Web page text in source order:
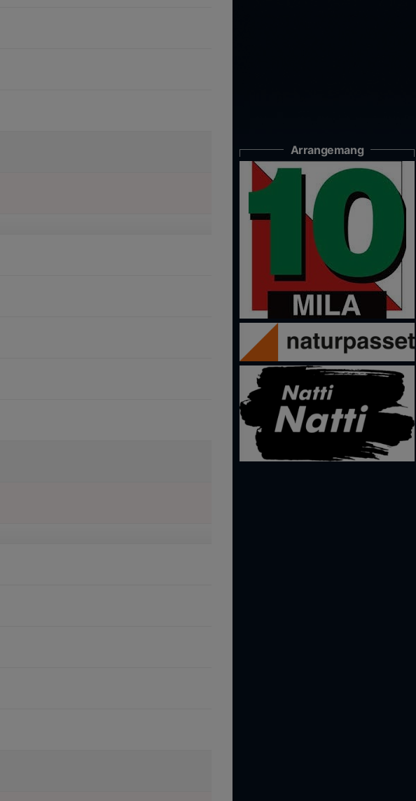
Arrangemang